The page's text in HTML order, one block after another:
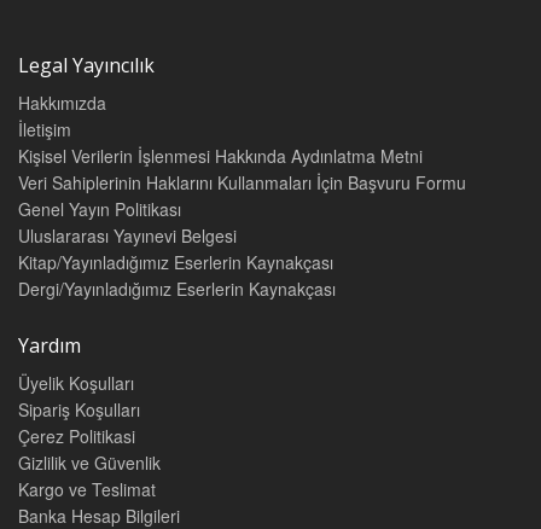
Legal Yayıncılık
Hakkımızda
İletişim
Kişisel Verilerin İşlenmesi Hakkında Aydınlatma Metni
Veri Sahiplerinin Haklarını Kullanmaları İçin Başvuru Formu
Genel Yayın Politikası
Uluslararası Yayınevi Belgesi
Kitap/Yayınladığımız Eserlerin Kaynakçası
Dergi/Yayınladığımız Eserlerin Kaynakçası
Yardım
Üyelik Koşulları
Sipariş Koşulları
Çerez Politikasi
Gizlilik ve Güvenlik
Kargo ve Teslimat
Banka Hesap Bilgileri